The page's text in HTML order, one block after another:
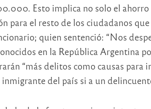
Esto implica no solo el
para el resto de los ciudadanos
quien sentenció: “Nos
en la República Argentina
“más delitos como causas para
del país si a un